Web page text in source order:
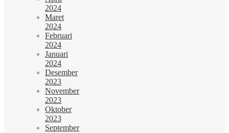
2024
Maret
2024
Februari
2024
Januari
2024
Desember
2023
November
2023
Oktober
2023
September